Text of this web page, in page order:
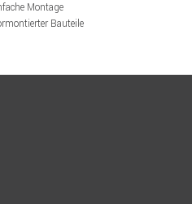
Montage
Bauteile